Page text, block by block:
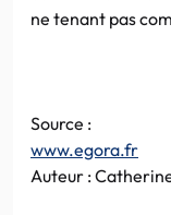
ne tenant pas
Source :
www.egora.fr
Auteur :